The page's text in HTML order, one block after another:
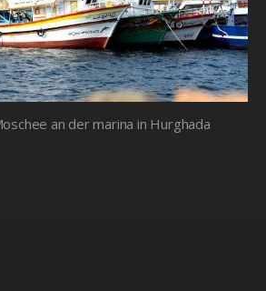
an der marina in Hurghada